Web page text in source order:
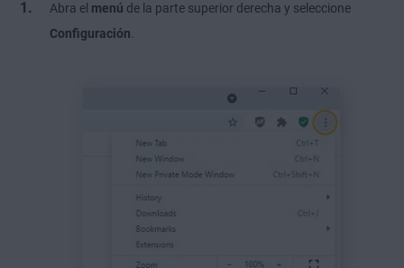
Abra el menú de la parte superior derecha y seleccione
Configuración